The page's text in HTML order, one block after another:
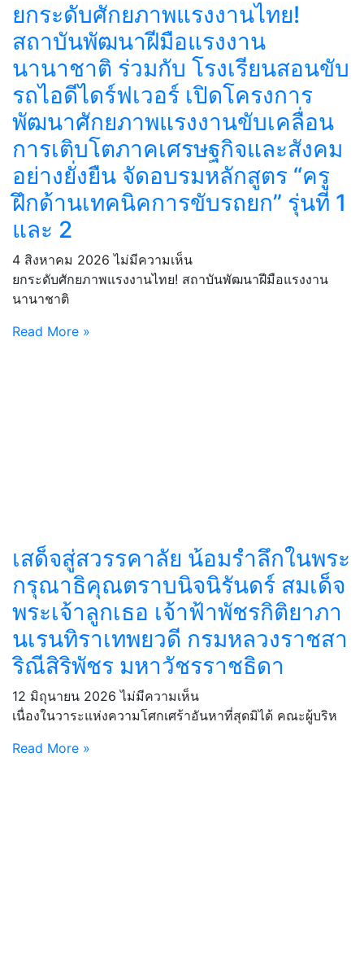
ยกระดับศักยภาพแรงงานไทย!
สถาบันพัฒนาฝีมือแรงงาน
นานาชาติ ร่วมกับ โรงเรียนสอนขับ
รถไอดีไดร์ฟเวอร์ เปิดโครงการ
พัฒนาศักยภาพแรงงานขับเคลื่อน
การเติบโตภาคเศรษฐกิจและสังคม
อย่างยั่งยืน จัดอบรมหลักสูตร “ครู
ฝึกด้านเทคนิคการขับรถยก” รุ่นที่ 1
และ 2
4 สิงหาคม 2026ไม่มีความเห็น
ยกระดับศักยภาพแรงงานไทย! สถาบันพัฒนาฝีมือแรงงาน
นานาชาติ
Read More »
เสด็จสู่สวรรคาลัย น้อมรำลึกในพระ
กรุณาธิคุณตราบนิจนิรันดร์ สมเด็จ
พระเจ้าลูกเธอ เจ้าฟ้าพัชรกิติยาภา
นเรนทิราเทพยวดี กรมหลวงราชสา
ริณีสิริพัชร มหาวัชรราชธิดา
12 มิถุนายน 2026ไม่มีความเห็น
เนื่องในวาระแห่งความโศกเศร้าอันหาที่สุดมิได้ คณะผู้บริห
Read More »